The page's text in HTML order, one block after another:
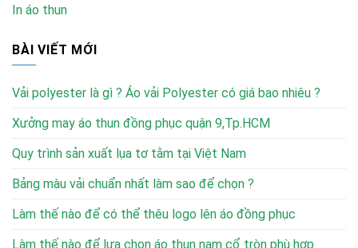
In áo thun
BÀI VIẾT MỚI
Vải polyester là gì ? Áo vải Polyester có giá bao nhiêu ?
Xưởng may áo thun đồng phục quận 9,Tp.HCM
Quy trình sản xuất lụa tơ tằm tại Việt Nam
Bảng màu vải chuẩn nhất làm sao để chọn ?
Làm thế nào để có thể thêu logo lên áo đồng phục
Làm thế nào để lựa chọn áo thun nam cổ tròn phù hợp